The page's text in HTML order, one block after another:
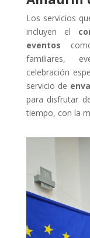
Los servicios
incluyen el
eventos
familiares,
celebración
servicio de
para disfrutar
tiempo, con la